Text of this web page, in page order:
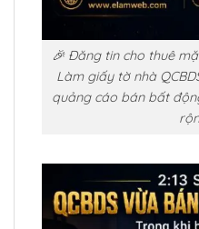
🎉 Đăng tin cho thuê
Làm giấy tờ nhà
quảng cáo bán bất